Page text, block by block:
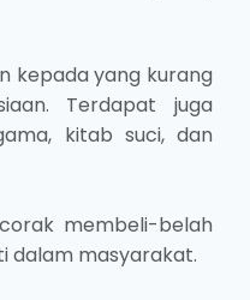
kepada yang kurang
Terdapat juga
kitab suci, dan
membeli-belah
dalam masyarakat.